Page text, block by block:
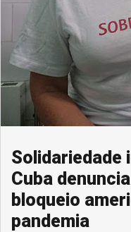
Solidariedade
Cuba
bloqueio
pandemia